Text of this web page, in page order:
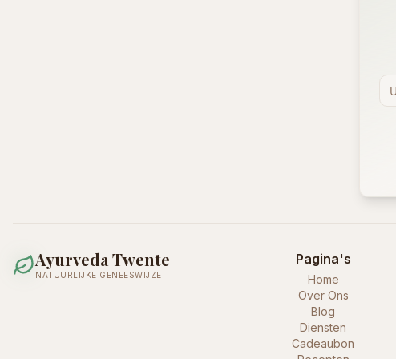
Ayurveda Twente
NATUURLIJKE GENEESWIJZE
Pagina's
Home
Over Ons
Blog
Diensten
Cadeaubon